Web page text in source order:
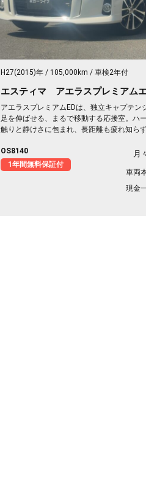
H27(2015)年 105,000km 車検2年付
エスティマ アエラスプレミアム
アエラスプレミアムEDは、独立キャプテン
足を伸ばせる、まるで移動する応接室。ハ
触りと静けさに包まれ、長距離も疲れ知ら
道も迷わず、休日の遠出やゴルフ仲間との
ールの艶やかなボディが週末を格上げして
選ぶなら《1年保証付》💺✨🚗🎵💎
OS8140
1年間無料保証付
月
車両
現金